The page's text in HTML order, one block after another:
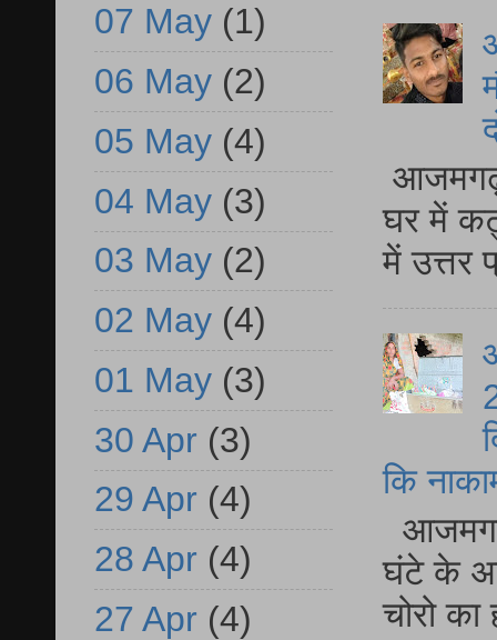
घर में
में
कि
घंटे के
चोरो
07 May (1)
06 May (2)
05 May (4)
04 May (3)
03 May (2)
02 May (4)
01 May (3)
30 Apr (3)
29 Apr (4)
28 Apr (4)
27 Apr (4)